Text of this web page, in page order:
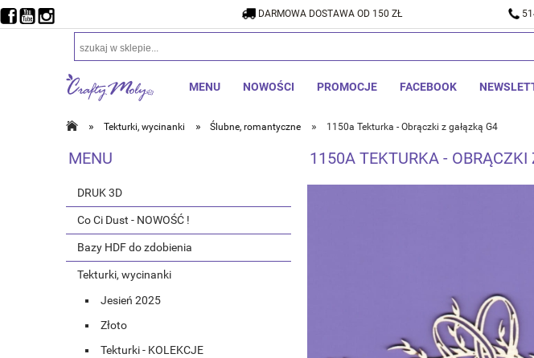
DARMOWA DOSTAWA OD 150 ZŁ
MENU NOWOŚCI PROMOCJE FACEBOOK
» Tekturki, wycinanki » Ślubne, romantyczne » 1150a Tekturka - Obrączki z gałązką G4
DARMOWA DOSTAWA OD 150 ZŁ
MENU
DRUK 3D
Co Ci Dust - NOWOŚĆ !
Bazy HDF do zdobienia
Tekturki, wycinanki
Jesień 2025
Złoto
Tekturki - KOLEKCJE
1150A TEKTURKA -